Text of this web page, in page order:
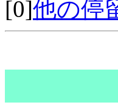
[0]他の停